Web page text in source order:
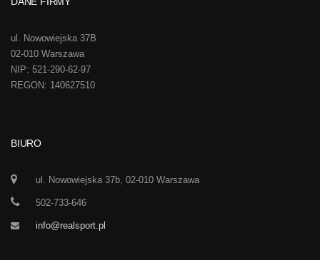
ul. Nowowiejska 37B
02-010 Warszawa
NIP: 521-290-62-97
REGON: 140627510
BIURO
ul. Nowowiejska 37b, 02-010 Warszawa
502-733-646
info@realsport.pl